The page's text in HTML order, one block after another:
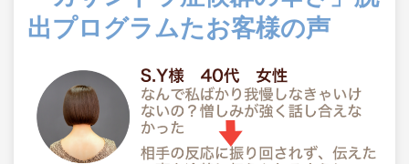
出プログラムたお客様の声